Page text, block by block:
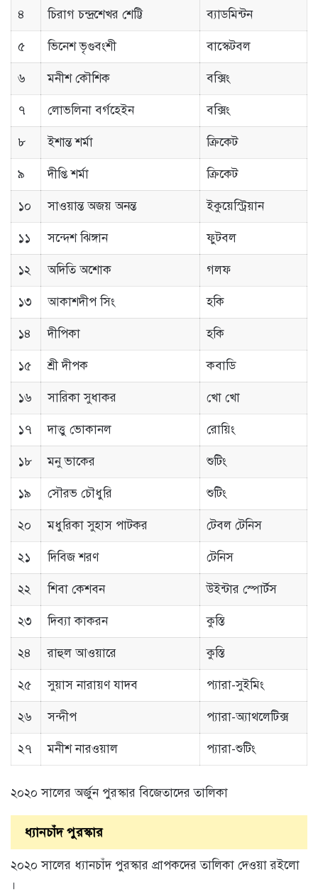
৪ চিরাগ চন্দ্রশেখর শেট্টি ব্যাডমিন্টন
৫ ভিনেশ ভৃগুবংশী বাস্কেটবল
৬ মনীশ কৌশিক বক্সিং
৭ লোভলিনা বর্গহেইন বক্সিং
৮ ইশান্ত শর্মা ক্রিকেট
৯ দীপ্তি শর্মা ক্রিকেট
১০ সাওয়ান্ত অজয় অনন্ত ইকুয়েস্ট্রিয়ান
১১ সন্দেশ ঝিঙ্গান ফুটবল
১২ অদিতি অশোক গলফ
১৩ আকাশদীপ সিং হকি
১৪ দীপিকা হকি
১৫ শ্রী দীপক কবাডি
১৬ সারিকা সুধাকর খো খো
১৭ দাত্তু ভোকানল রোয়িং
১৮ মনু ভাকের শুটিং
১৯ সৌরভ চৌধুরি শুটিং
২০ মধুরিকা সুহাস পাটকর টেবল টেনিস
২১ দিবিজ শরণ টেনিস
২২ শিবা কেশবন উইন্টার স্পোর্টস
২৩ দিব্যা কাকরন কুস্তি
২৪ রাহুল আওয়ারে কুস্তি
২৫ সুয়াস নারায়ণ যাদব প্যারা-সুইমিং
২৬ সন্দীপ প্যারা-অ্যাথলেটিক্স
২৭ মনীশ নারওয়াল প্যারা-শুটিং
২০২০ সালের অর্জুন পুরস্কার বিজেতাদের তালিকা
ধ্যানচাঁদ পুরস্কার
২০২০ সালের ধ্যানচাঁদ পুরস্কার প্রাপকদের তালিকা দেওয়া রইলো
।